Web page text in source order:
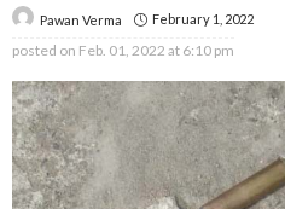
Pawan Verma February 1, 2022
posted on Feb. 01, 2022 at 6:10 pm